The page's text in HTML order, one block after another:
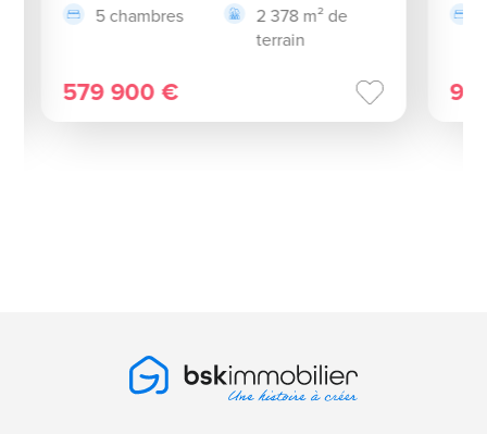
5 chambres
2 378 m² de
terrain
579 900 €